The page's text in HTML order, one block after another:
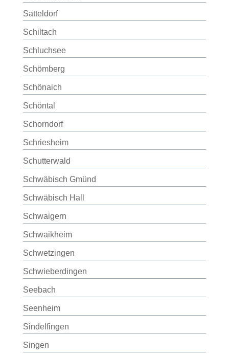
Satteldorf
Schiltach
Schluchsee
Schömberg
Schönaich
Schöntal
Schorndorf
Schriesheim
Schutterwald
Schwäbisch Gmünd
Schwäbisch Hall
Schwaigern
Schwaikheim
Schwetzingen
Schwieberdingen
Seebach
Seenheim
Sindelfingen
Singen